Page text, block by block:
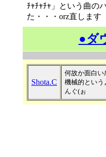
ﾁｬﾁｬﾁｬ」という曲の
た・・・orz直します
●ダ
Shota.C
何故か面白い
機械的という
んぐ(ぉ